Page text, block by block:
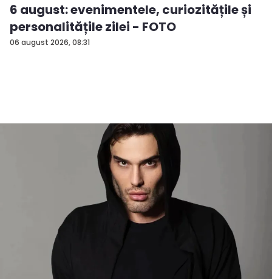
06 august 2026, 08:31
6 august: evenimentele, curiozitățile și
personalitățile zilei - FOTO